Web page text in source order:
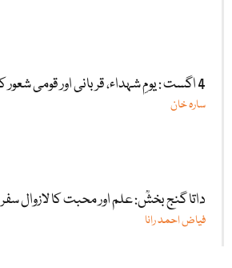
4 اگست : یومِ شہداء، قربانی اور قومی شعور کا دن
سارہ خان
داتا گنج بخشؒ: علم اور محبت کا لازوال سفر
فیاض احمد رانا